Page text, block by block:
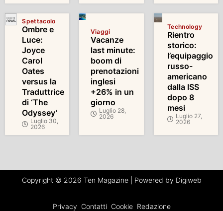
Spettacolo
Ombre e
Luce:
Joyce
Carol
Oates
versus la
Traduttrice
di ‘The
Odyssey’
Luglio 30,
2026
Viaggi
Vacanze
last minute:
boom di
prenotazioni
inglesi
+26% in un
giorno
Luglio 28,
2026
Technology
Rientro
storico:
l’equipaggio
russo-
americano
dalla ISS
dopo 8
mesi
Luglio 27,
2026
Copyright © 2026 Ten Magazine | Powered by Digiweb
Privacy Contatti Cookie Redazione